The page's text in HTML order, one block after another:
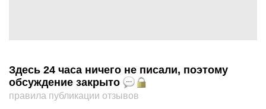
Здесь 24 часа ничего не писали, поэтому
обсуждение закрыто
правила публикации отзывов